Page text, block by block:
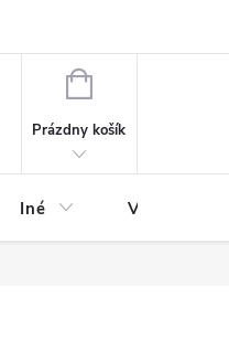
NÁKUPNÝ
Prázdny košík
Iné Veľkostná